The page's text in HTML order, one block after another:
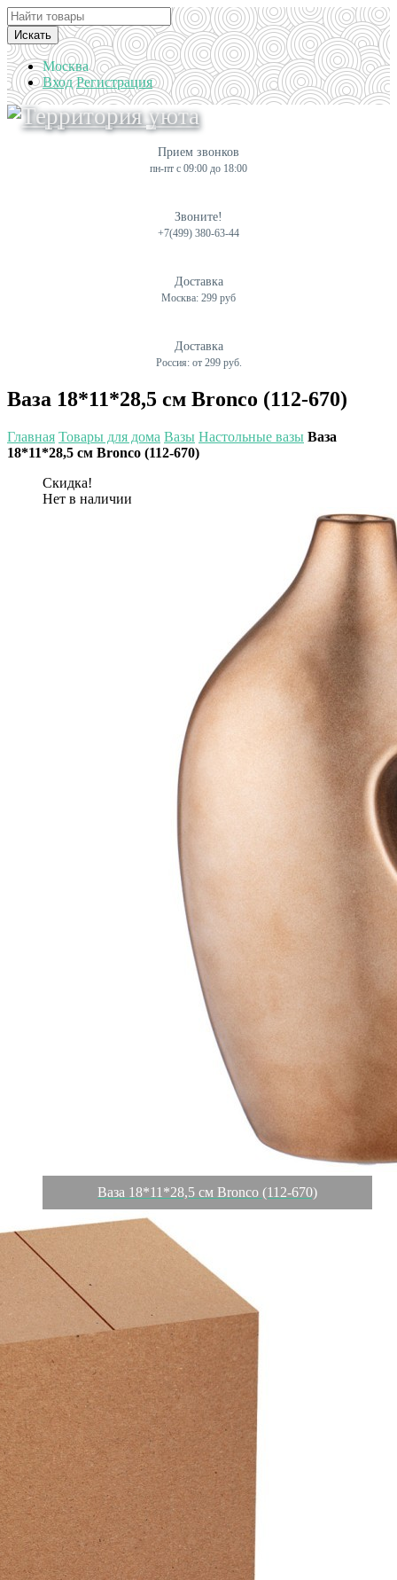
Искать
Москва
Вход Регистрация
Прием звонков
пн-пт с 09:00 до 18:00
Звоните!
+7(499) 380-63-44
Доставка
Москва: 299 руб
Доставка
Россия: от 299 руб.
Ваза 18*11*28,5 см Bronco (112-670)
Главная Товары для дома Вазы Настольные вазы Ваза
18*11*28,5 см Bronco (112-670)
Скидка!
Нет в наличии
Ваза 18*11*28,5 см Bronco (112-670)
Характеристики
Отзывы 0
Вес
1.313 кг
Объем
0.0072 л
Производитель
Chaozhou Yang Cheng Ceramics Co., Ltd.
Материал
тонкая керамика
Страна
Китай
Категория
Вазы декоративные
Длина коробки
0,2
Ширина коробки 0,12
Высота коробки
0,3
Бренд
Bronco
Рассказать друзьям!